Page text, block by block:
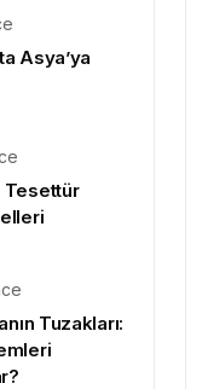
Asya’ya
Tesettür
Tuzakları: